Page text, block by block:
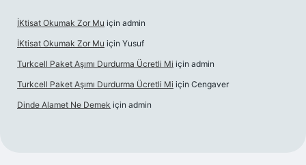
İKtisat Okumak Zor Mu için admin
İKtisat Okumak Zor Mu için Yusuf
Turkcell Paket Aşımı Durdurma Ücretli Mi için admin
Turkcell Paket Aşımı Durdurma Ücretli Mi için Cengaver
Dinde Alamet Ne Demek için admin